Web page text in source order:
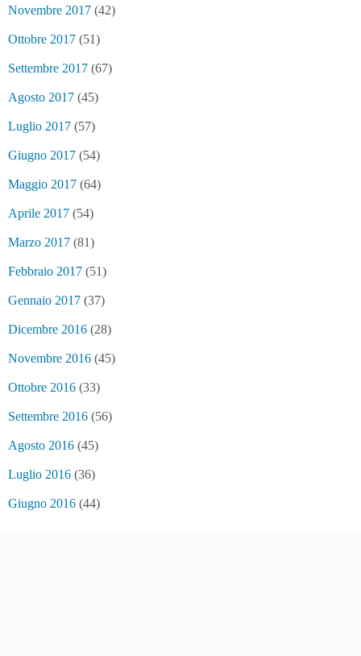
Novembre 2017 (42)
Ottobre 2017 (51)
Settembre 2017 (67)
Agosto 2017 (45)
Luglio 2017 (57)
Giugno 2017 (54)
Maggio 2017 (64)
Aprile 2017 (54)
Marzo 2017 (81)
Febbraio 2017 (51)
Gennaio 2017 (37)
Dicembre 2016 (28)
Novembre 2016 (45)
Ottobre 2016 (33)
Settembre 2016 (56)
Agosto 2016 (45)
Luglio 2016 (36)
Giugno 2016 (44)